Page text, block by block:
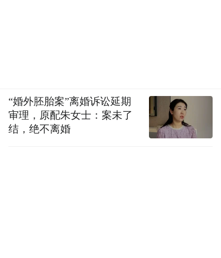
“婚外胚胎案”离婚诉讼延期
审理，原配朱女士：案未了
结，绝不离婚